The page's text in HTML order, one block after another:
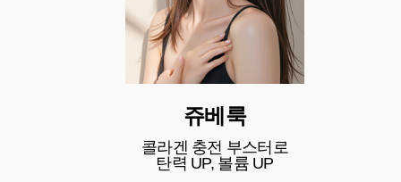
쥬베룩
콜라겐 충전 부스터로
탄력 UP, 볼륨 UP